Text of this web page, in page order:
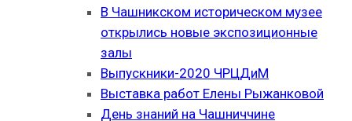
В Чашникском историческом музее
открылись новые экспозиционные
залы
Выпускники-2020 ЧРЦДиМ
Выставка работ Елены Рыжанковой
День знаний на Чашниччине